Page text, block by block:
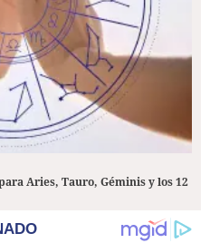
Aries, Tauro, Géminis y los 12